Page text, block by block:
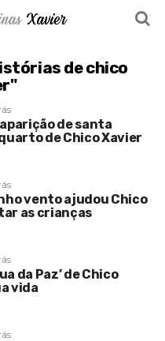
de chico
de santa
de Chico Xavier
vento ajudou Chico
as crianças
da Paz’ de Chico
vida